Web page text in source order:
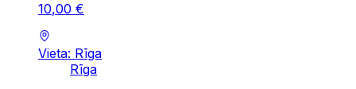
10,00 €
Vieta: Rīga
Rīga